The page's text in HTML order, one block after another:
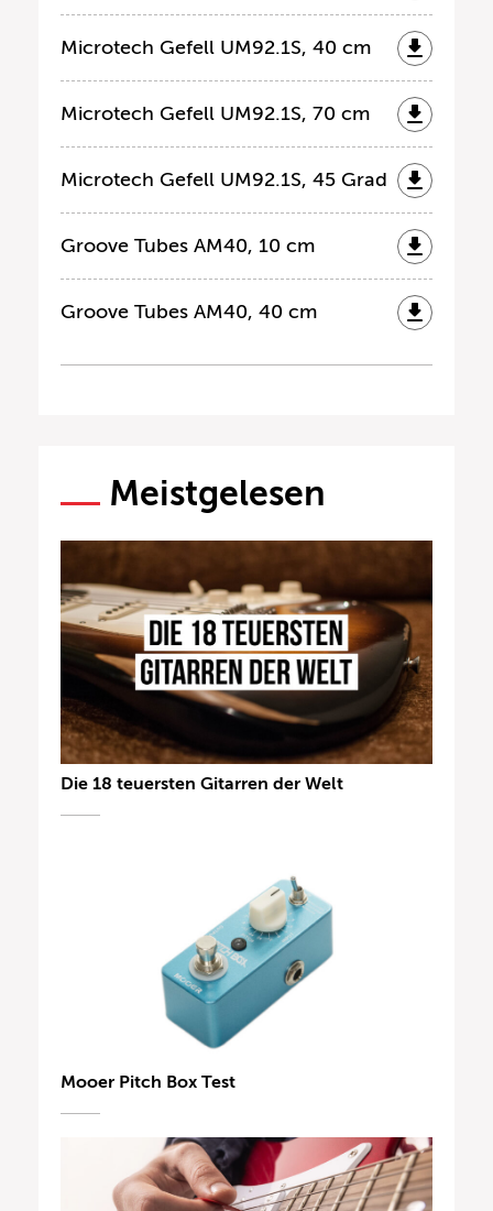
Microtech Gefell UM92.1S, 40 cm
Microtech Gefell UM92.1S, 70 cm
Microtech Gefell UM92.1S, 45 Grad
Groove Tubes AM40, 10 cm
Groove Tubes AM40, 40 cm
Meistgelesen
Die 18 teuersten Gitarren der Welt
Mooer Pitch Box Test